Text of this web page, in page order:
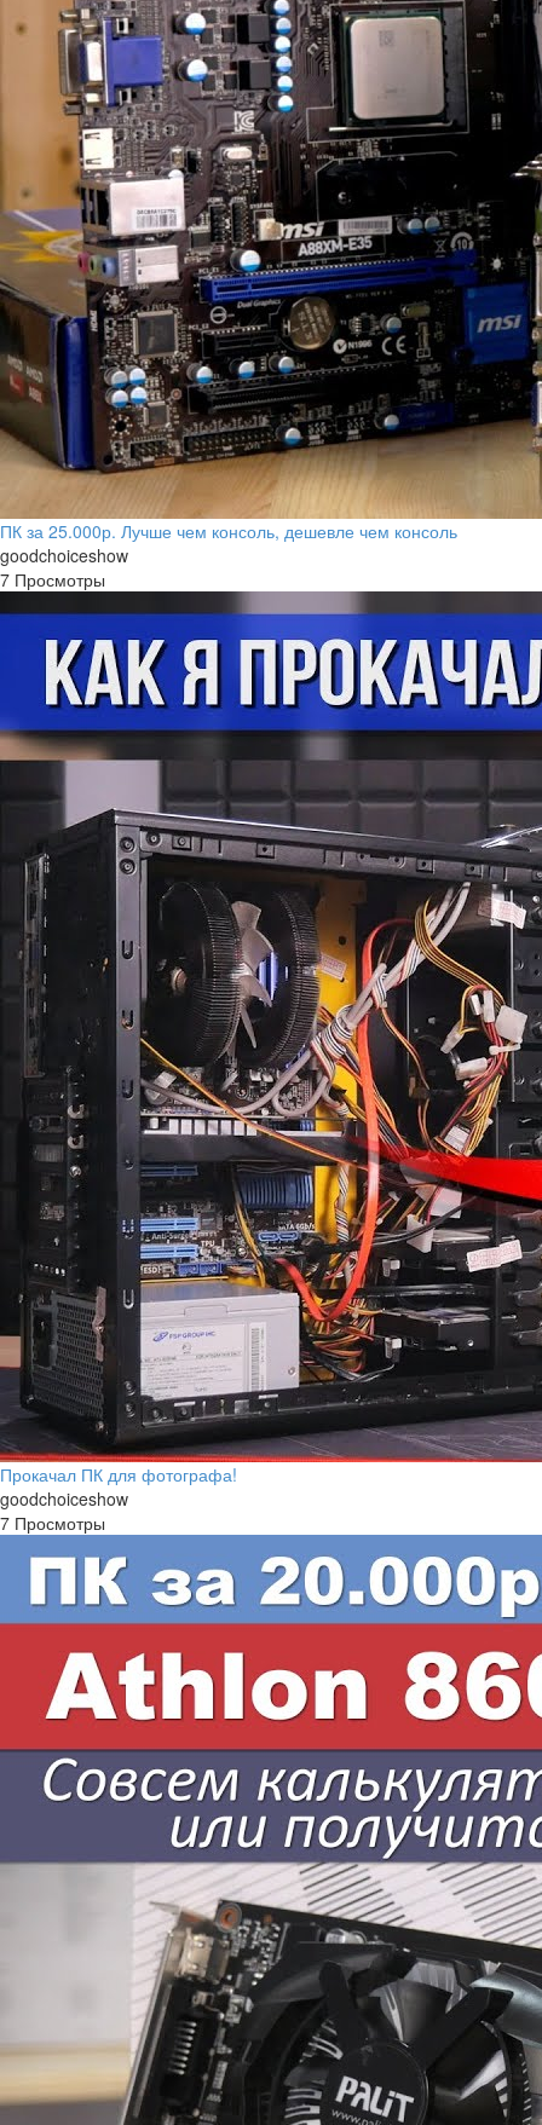
ПК за 25.000р. Лучше чем консоль, дешевле чем консоль
goodchoiceshow
7 Просмотры
Прокачал ПК для фотографа!
goodchoiceshow
7 Просмотры